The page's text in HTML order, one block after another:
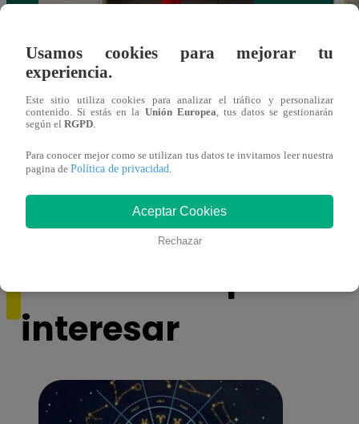
antes de Navidad?
También te puede
interesar
Usamos cookies para mejorar tu
experiencia.
Este sitio utiliza cookies para analizar el tráfico y personalizar
contenido. Si estás en la Unión Europea, tus datos se gestionarán
según el RGPD.
Para conocer mejor como se utilizan tus datos te invitamos leer nuestra
pagina de Política de privacidad.
Aceptar Cookies
Rechazar